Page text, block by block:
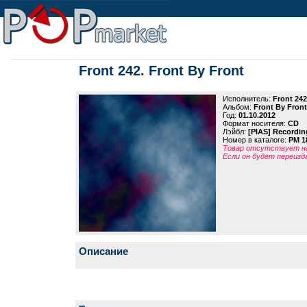
Front 242. Front By Front
Исполнитель: Front 242
Альбом: Front By Front
Год: 01.10.2012
Формат носителя: CD
Лэйбл: [PIAS]
Номер в каталоге: PM
Товар отсутствует
Если он будет
Описание